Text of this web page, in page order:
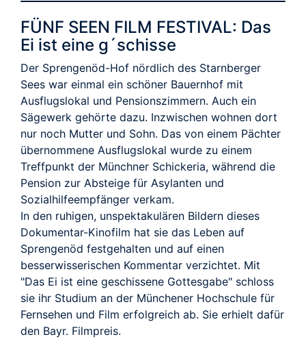
FÜNF SEEN FILM FESTIVAL: Das
Ei ist eine g´schisse
Der Sprengenöd-Hof nördlich des Starnberger
Sees war einmal ein schöner Bauernhof mit
Ausflugslokal und Pensionszimmern. Auch ein
Sägewerk gehörte dazu. Inzwischen wohnen dort
nur noch Mutter und Sohn. Das von einem Pächter
übernommene Ausflugslokal wurde zu einem
Treffpunkt der Münchner Schickeria, während die
Pension zur Absteige für Asylanten und
Sozialhilfeempfänger verkam.
In den ruhigen, unspektakulären Bildern dieses
Dokumentar-Kinofilm hat sie das Leben auf
Sprengenöd festgehalten und auf einen
besserwisserischen Kommentar verzichtet. Mit
"Das Ei ist eine geschissene Gottesgabe" schloss
sie ihr Studium an der Münchener Hochschule für
Fernsehen und Film erfolgreich ab. Sie erhielt dafür
den Bayr. Filmpreis.